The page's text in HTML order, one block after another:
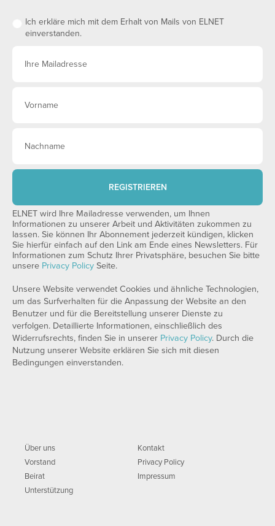
Ich erkläre mich mit dem Erhalt von Mails von ELNET
einverstanden.
REGISTRIEREN
ELNET wird Ihre Mailadresse verwenden, um Ihnen
Informationen zu unserer Arbeit und Aktivitäten zukommen zu
lassen. Sie können Ihr Abonnement jederzeit kündigen, klicken
Sie hierfür einfach auf den Link am Ende eines Newsletters. Für
Informationen zum Schutz Ihrer Privatsphäre, besuchen Sie bitte
unsere Privacy Policy Seite.
Unsere Website verwendet Cookies und ähnliche Technologien,
um das Surfverhalten für die Anpassung der Website an den
Benutzer und für die Bereitstellung unserer Dienste zu
verfolgen. Detaillierte Informationen, einschließlich des
Widerrufsrechts, finden Sie in unserer Privacy Policy. Durch die
Nutzung unserer Website erklären Sie sich mit diesen
Bedingungen einverstanden.
Über uns
Vorstand
Beirat
Unterstützung
Kontakt
Privacy Policy
Impressum